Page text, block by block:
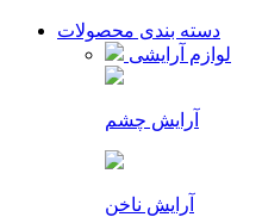
دسته بندی محصولات
لوازم آرایشی
آرایش چشم
آرایش ناخن